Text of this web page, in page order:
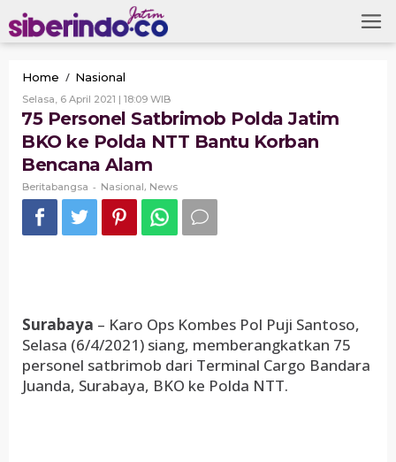
to
content
Home / Nasional
Personel
Satbrimob
Polda
Jatim
ke
Polda
NTT
Bantu
Korban
Selasa, 6 April 2021 | 18:09 WIBOleh
Beritabangsa
75 Personel Satbrimob Polda Jatim
BKO ke Polda NTT Bantu Korban
Bencana Alam
Beritabangsa - Nasional, News
Surabaya – Karo Ops Kombes Pol Puji Santoso,
Selasa (6/4/2021) siang, memberangkatkan 75
personel satbrimob dari Terminal Cargo Bandara
Juanda, Surabaya, BKO ke Polda NTT.